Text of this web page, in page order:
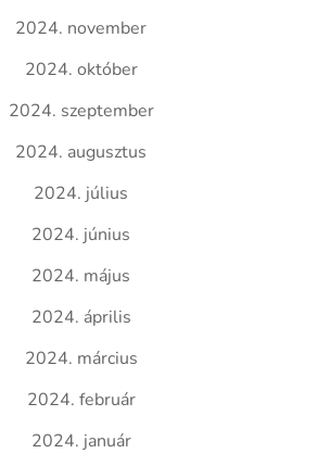
2024. november
2024. október
2024. szeptember
2024. augusztus
2024. július
2024. június
2024. május
2024. április
2024. március
2024. február
2024. január